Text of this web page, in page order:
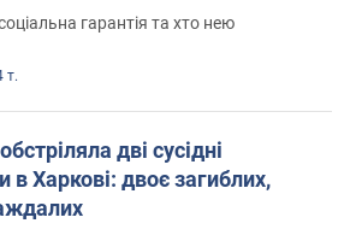
гарантія та хто нею
т.
дві сусідні
в Харкові: двоє загиблих,